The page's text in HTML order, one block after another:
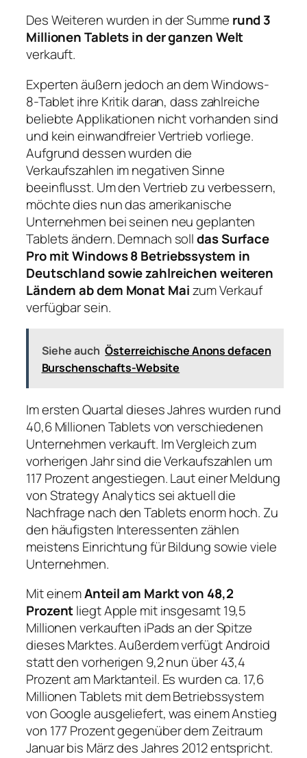
Des Weiteren wurden in der Summe rund 3
Millionen Tablets in der ganzen Welt
verkauft.
Experten äußern jedoch an dem Windows-
8-Tablet ihre Kritik daran, dass zahlreiche
beliebte Applikationen nicht vorhanden sind
und kein einwandfreier Vertrieb vorliege.
Aufgrund dessen wurden die
Verkaufszahlen im negativen Sinne
beeinflusst. Um den Vertrieb zu verbessern,
möchte dies nun das amerikanische
Unternehmen bei seinen neu geplanten
Tablets ändern. Demnach solldas Surface
Pro mit Windows 8 Betriebssystem in
Deutschland sowie zahlreichen weiteren
Ländern ab dem Monat Maizum Verkauf
verfügbar sein.
Siehe auch Österreichische Anons defacen
Burschenschafts-Website
Im ersten Quartal dieses Jahres wurden rund
40,6 Millionen Tablets von verschiedenen
Unternehmen verkauft. Im Vergleich zum
vorherigen Jahr sind die Verkaufszahlen um
117 Prozent angestiegen. Laut einer Meldung
von Strategy Analytics sei aktuell die
Nachfrage nach den Tablets enorm hoch. Zu
den häufigsten Interessenten zählen
meistens Einrichtung für Bildung sowie viele
Unternehmen.
Mit einemAnteil am Markt von 48,2
Prozentliegt Apple mit insgesamt 19,5
Millionen verkauften iPads an der Spitze
dieses Marktes. Außerdem verfügt Android
statt den vorherigen 9,2 nun über 43,4
Prozent am Marktanteil. Es wurden ca. 17,6
Millionen Tablets mit dem Betriebssystem
von Google ausgeliefert, was einem Anstieg
von 177 Prozent gegenüber dem Zeitraum
Januar bis März des Jahres 2012 entspricht.